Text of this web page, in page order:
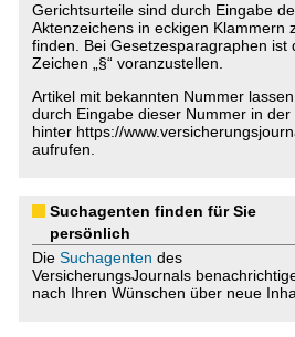
Gerichtsurteile sind durch Eingabe
Aktenzeichens in eckigen Klammern
finden. Bei Gesetzesparagraphen ist
Zeichen „§“ voranzustellen.
Artikel mit bekannten Nummer
durch Eingabe dieser Nummer in der
hinter https://
aufrufen.
Suchagenten finden für Sie
persönlich
Die Suchagenten des
VersicherungsJournals
nach Ihren Wünschen über neue